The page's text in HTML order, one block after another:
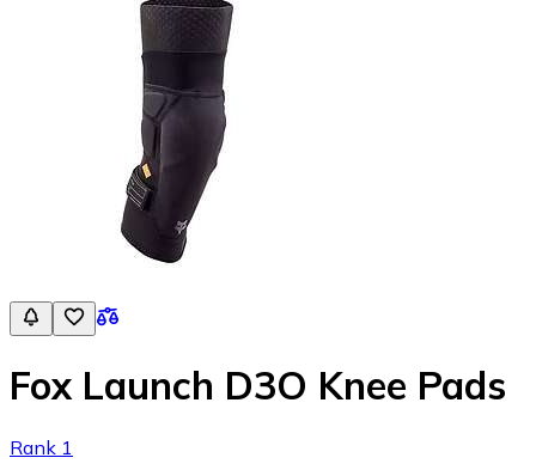
Fox Launch D3O Knee Pads
Rank 1